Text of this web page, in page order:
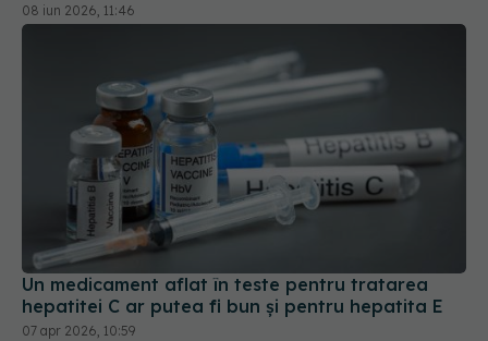
08 iun 2026, 11:46
Un medicament aflat în teste pentru tratarea
hepatitei C ar putea fi bun și pentru hepatita E
07 apr 2026, 10:59